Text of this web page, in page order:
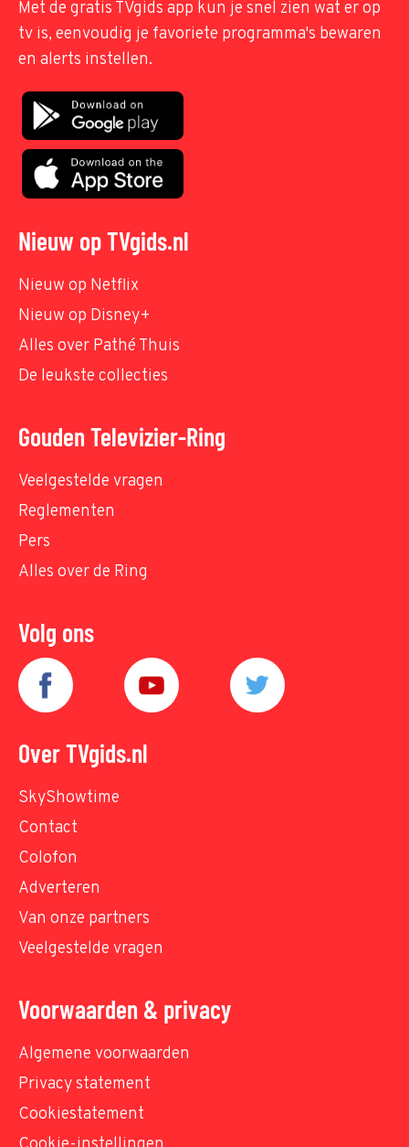
Met de gratis TVgids app kun je snel zien wat er op
tv is, eenvoudig je favoriete programma's bewaren
en alerts instellen.
Nieuw op TVgids.nl
Nieuw op Netflix
Nieuw op Disney+
Alles over Pathé Thuis
De leukste collecties
Gouden Televizier-Ring
Veelgestelde vragen
Reglementen
Pers
Alles over de Ring
Volg ons
Over TVgids.nl
SkyShowtime
Contact
Colofon
Adverteren
Van onze partners
Veelgestelde vragen
Voorwaarden & privacy
Algemene voorwaarden
Privacy statement
Cookiestatement